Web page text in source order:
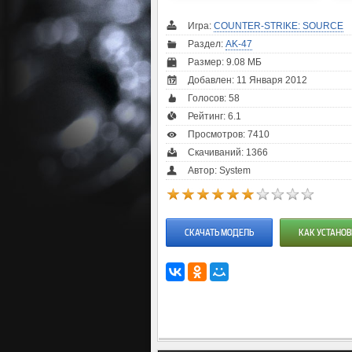
Игра: COUNTER-STRIKE: SOURCE
Раздел: AK-47
Размер: 9.08 МБ
Добавлен: 11 Января 2012
Голосов: 58
Рейтинг: 6.1
Просмотров: 7410
Скачиваний: 1366
Автор: System
СКАЧАТЬ МОДЕЛЬ КАК